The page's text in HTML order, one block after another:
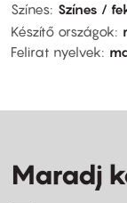
Színes Színes /
Készítő országok
Felirat nyelvek
Maradj